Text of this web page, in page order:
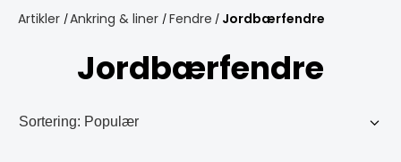
Om os Brands Tips & guider
Artikler /Ankring & liner / Fendre / Jordbærfendre
Jordbærfendre